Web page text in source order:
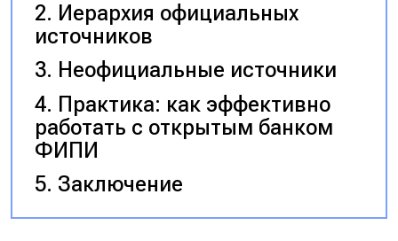
Иерархия официальных
источников
Неофициальные источники
Практика: как эффективно
работать с открытым банком
ФИПИ
Заключение